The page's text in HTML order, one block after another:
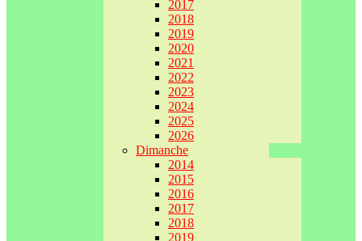
2017
2018
2019
2020
2021
2022
2023
2024
2025
2026
Dimanche
2014
2015
2016
2017
2018
2019